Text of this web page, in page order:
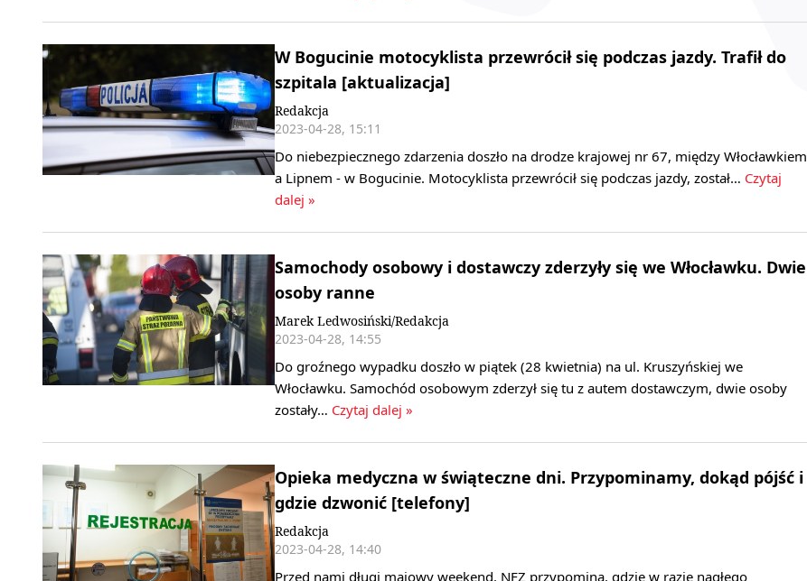
W Bogucinie motocyklista przewrócił się podczas jazdy. Trafił do
szpitala [aktualizacja]
Redakcja
2023-04-28, 15:11
Do niebezpiecznego zdarzenia doszło na drodze krajowej nr 67, między Włocławkiem
a Lipnem - w Bogucinie. Motocyklista przewrócił się podczas jazdy, został… Czytaj
dalej »
Samochody osobowy i dostawczy zderzyły się we Włocławku. Dwie
osoby ranne
Marek Ledwosiński/Redakcja
2023-04-28, 14:55
Do groźnego wypadku doszło w piątek (28 kwietnia) na ul. Kruszyńskiej we
Włocławku. Samochód osobowym zderzył się tu z autem dostawczym, dwie osoby
zostały… Czytaj dalej »
Opieka medyczna w świąteczne dni. Przypominamy, dokąd pójść i
gdzie dzwonić [telefony]
Redakcja
2023-04-28, 14:40
Przed nami długi majowy weekend. NFZ przypomina, gdzie w razie nagłego